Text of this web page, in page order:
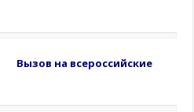
Вызов на всероссийские